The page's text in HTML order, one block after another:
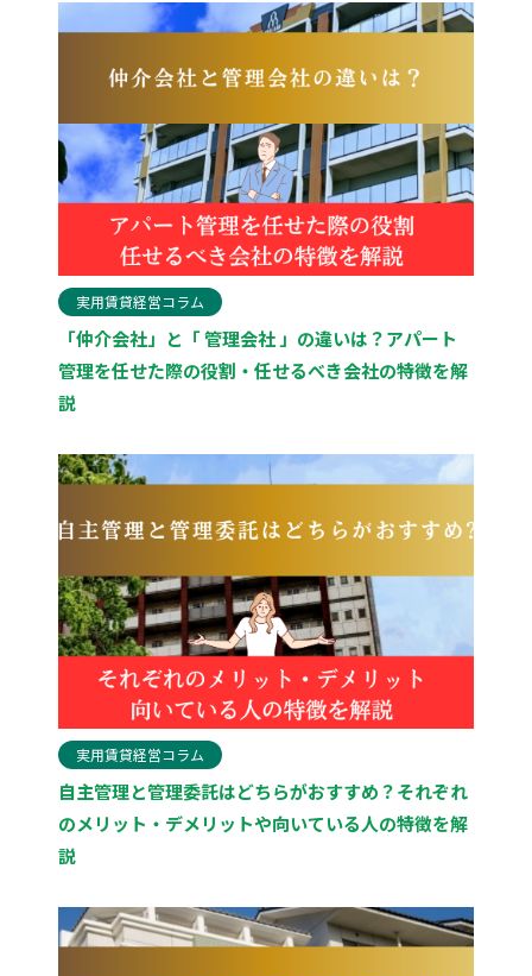
実用賃貸経営コラム
「仲介会社」と「 管理会社 」の違いは？アパート
管理を任せた際の役割・任せるべき会社の特徴を解
説
実用賃貸経営コラム
自主管理と管理委託はどちらがおすすめ？それぞれ
のメリット・デメリットや向いている人の特徴を解
説